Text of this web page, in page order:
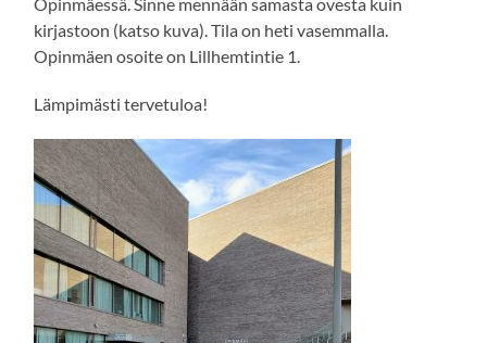
Opinmäessä. Sinne mennään samasta ovesta kuin
kirjastoon (katso kuva). Tila on heti vasemmalla.
Opinmäen osoite on Lillhemtintie 1.
Lämpimästi tervetuloa!